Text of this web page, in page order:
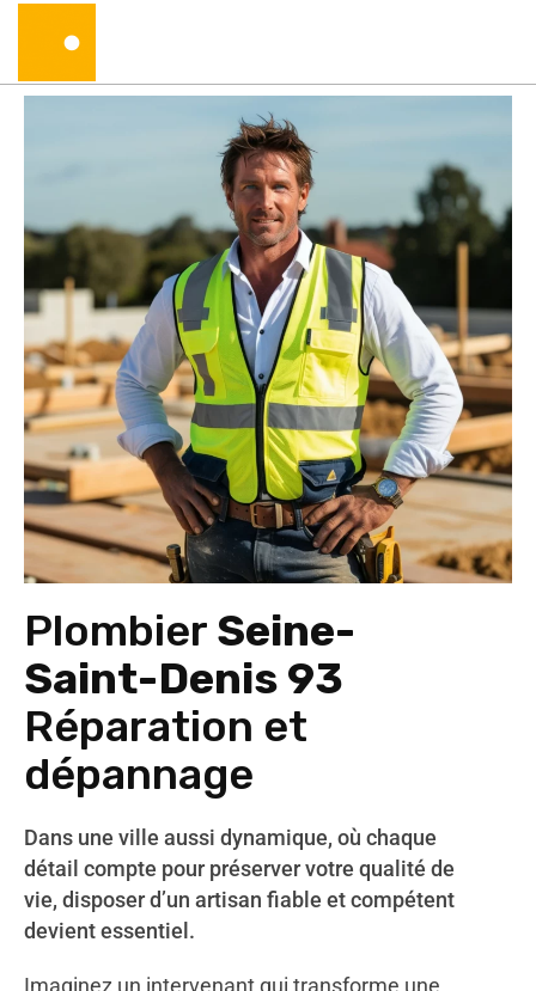
Plombier Seine-
Saint-Denis 93
Réparation et
dépannage
Dans une ville aussi dynamique, où chaque
détail compte pour préserver votre qualité de
vie, disposer d’un artisan fiable et compétent
devient essentiel.
Imaginez un intervenant qui transforme une